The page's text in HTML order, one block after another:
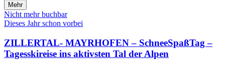
Mehr
Nicht mehr buchbar
Dieses Jahr schon vorbei
ZILLERTAL- MAYRHOFEN – SchneeSpaßTag –
Tagesskireise ins aktivsten Tal der Alpen